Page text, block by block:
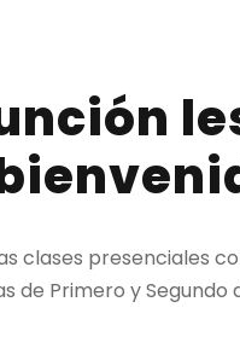
clases presenciales
de Primero y Segundo